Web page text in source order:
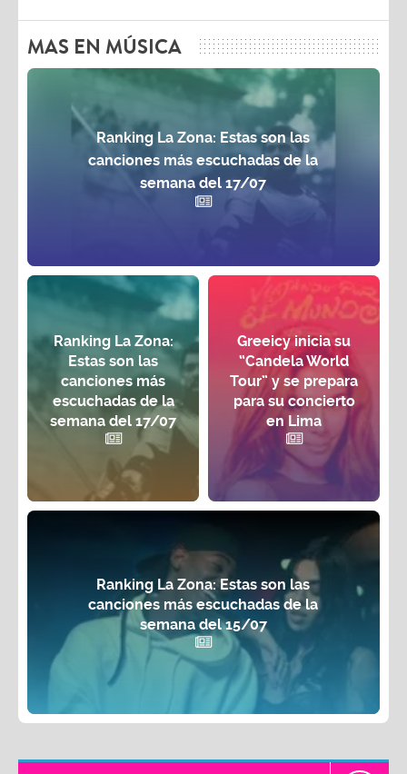
MAS EN MÚSICA
Ranking La Zona: Estas son las
canciones más escuchadas de la
semana del 17/07
Ranking La Zona:
Estas son las
canciones más
escuchadas de la
semana del 17/07
Greeicy inicia su
“Candela World
Tour” y se prepara
para su concierto
en Lima
Ranking La Zona: Estas son las
canciones más escuchadas de la
semana del 15/07